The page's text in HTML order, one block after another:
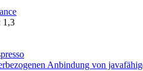
1,3
Anbindung von